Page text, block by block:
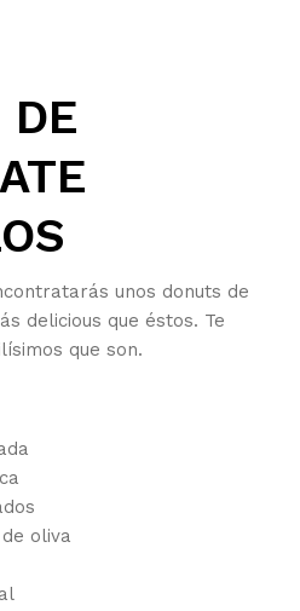
DE
unos donuts de
delicious que éstos. Te
que son.
oliva